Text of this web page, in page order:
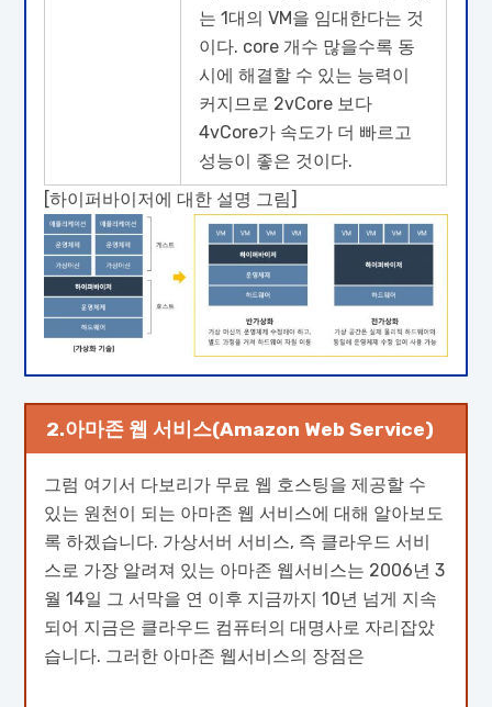
는 1대의 VM을 임대한다는 것
이다. core 개수 많을수록 동
시에 해결할 수 있는 능력이
커지므로 2vCore 보다
4vCore가 속도가 더 빠르고
성능이 좋은 것이다.
[하이퍼바이저에 대한 설명 그림]
2.아마존 웹 서비스(Amazon Web Service)
그럼 여기서 다보리가 무료 웹 호스팅을 제공할 수
있는 원천이 되는 아마존 웹 서비스에 대해 알아보도
록 하겠습니다. 가상서버 서비스, 즉 클라우드 서비
스로 가장 알려져 있는 아마존 웹서비스는 2006년 3
월 14일 그 서막을 연 이후 지금까지 10년 넘게 지속
되어 지금은 클라우드 컴퓨터의 대명사로 자리잡았
습니다. 그러한 아마존 웹서비스의 장점은